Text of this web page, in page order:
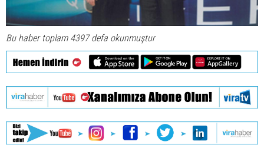
Bu haber toplam 4397 defa okunmuştur